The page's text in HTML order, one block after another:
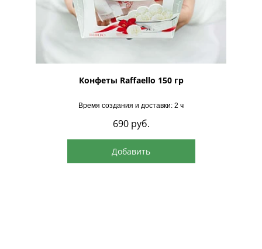
Конфеты Raffaello 150 гр
Время создания и доставки: 2 ч
690 руб.
Добавить